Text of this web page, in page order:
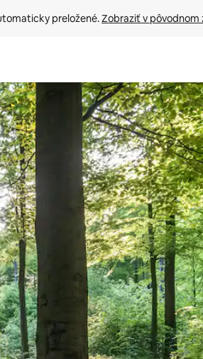
preložené. Zobraziť v pôvodnom
šípkami nahor a nadol alebo ich